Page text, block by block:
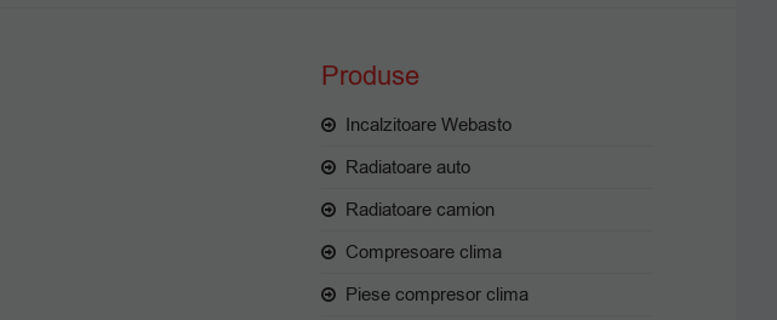
Produse
Incalzitoare Webasto
Radiatoare auto
Radiatoare camion
Compresoare clima
Piese compresor clima